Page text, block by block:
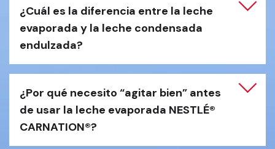
¿Cuál es la diferencia entre la leche
evaporada y la leche condensada
endulzada?
¿Por qué necesito “agitar bien” antes
de usar la leche evaporada NESTLÉ®
CARNATION®?